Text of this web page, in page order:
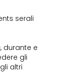
serali
durante e
gli
altri